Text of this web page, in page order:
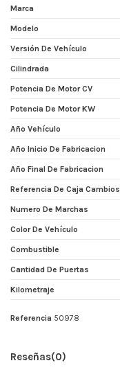
Marca
Modelo
Versión De Vehículo
Cilindrada
Potencia De Motor CV
Potencia De Motor KW
Año Vehículo
Año Inicio De Fabricacion
Año Final De Fabricacion
Referencia De Caja Cambios
Numero De Marchas
Color De Vehículo
Combustible
Cantidad De Puertas
Kilometraje
Referencia 50978
Reseñas(0)